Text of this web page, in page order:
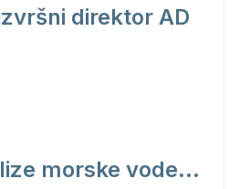
direktor AD
morske vode...